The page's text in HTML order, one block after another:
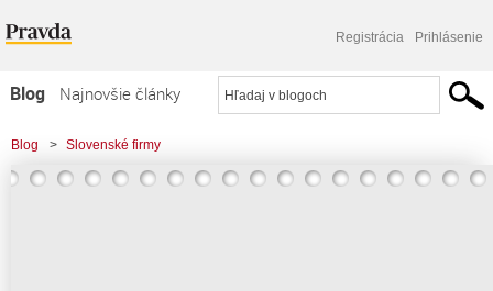
Registrácia Prihlásenie
Blog
Najnovšie články
Najčítanejšie články
Najkomentovanejšie články
Blog > Slovenské firmy